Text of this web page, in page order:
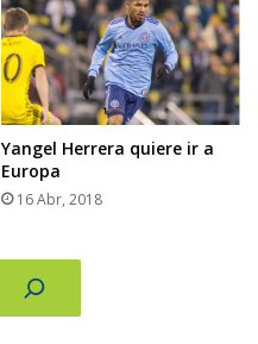
Yangel Herrera quiere ir a
Europa
16 Abr, 2018